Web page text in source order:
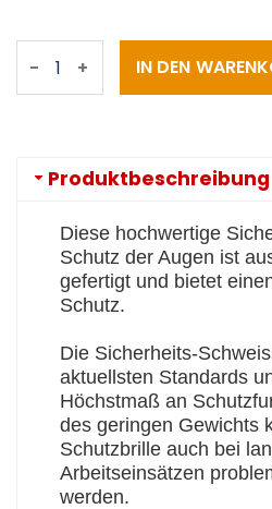
- +
Produktbeschreibung
Diese hochwertige
Schutz der Augen ist
gefertigt und bietet
Schutz.
Die Sicherheits-
aktuellsten Standards
Höchstmaß an
des geringen Gewichts
Schutzbrille auch bei
Arbeitseinsätzen
werden.